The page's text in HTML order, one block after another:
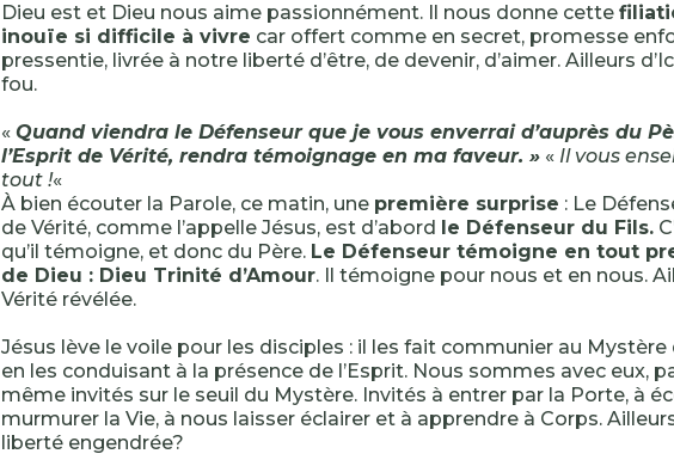
Dieu est et Dieu nous aime passionnément. Il nous donne cette
inouïe si difficile à vivre car offert comme en secret, promesse
pressentie, livrée à notre liberté d’être, de devenir, d’aimer. Ailleurs
fou.
« Quand viendra le Défenseur que je vous enverrai d’auprès du
l’Esprit de Vérité, rendra témoignage en ma faveur. » « Il vous
tout !«
À bien écouter la Parole, ce matin, une première surprise : Le
de Vérité, comme l’appelle Jésus, est d’abord le Défenseur du Fils.
qu’il témoigne, et donc du Père. Le Défenseur témoigne en tout
de Dieu : Dieu Trinité d’Amour. Il témoigne pour nous et en nous.
Vérité révélée.
Jésus lève le voile pour les disciples : il les fait communier au Mystère
en les conduisant à la présence de l’Esprit. Nous sommes avec eux,
même invités sur le seuil du Mystère. Invités à entrer par la Porte, à
murmurer la Vie, à nous laisser éclairer et à apprendre à Corps.
liberté engendrée?